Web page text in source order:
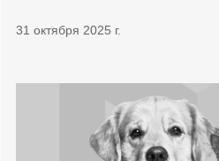
31 октября 2025 г.